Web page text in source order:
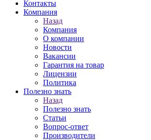
Контакты
Компания
Назад
Компания
О компании
Новости
Вакансии
Гарантия на товар
Лицензии
Политика
Полезно знать
Назад
Полезно знать
Статьи
Вопрос-ответ
Производители